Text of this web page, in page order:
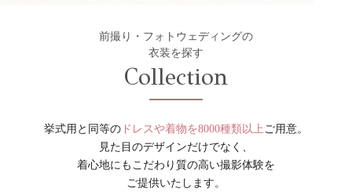
前撮り・フォトウェディングの
衣装を探す
Collection
挙式用と同等の ドレスや着物を8000種類以上 ご用意。
見た目のデザインだけでなく、
着心地にもこだわり質の高い撮影体験を
ご提供いたします。